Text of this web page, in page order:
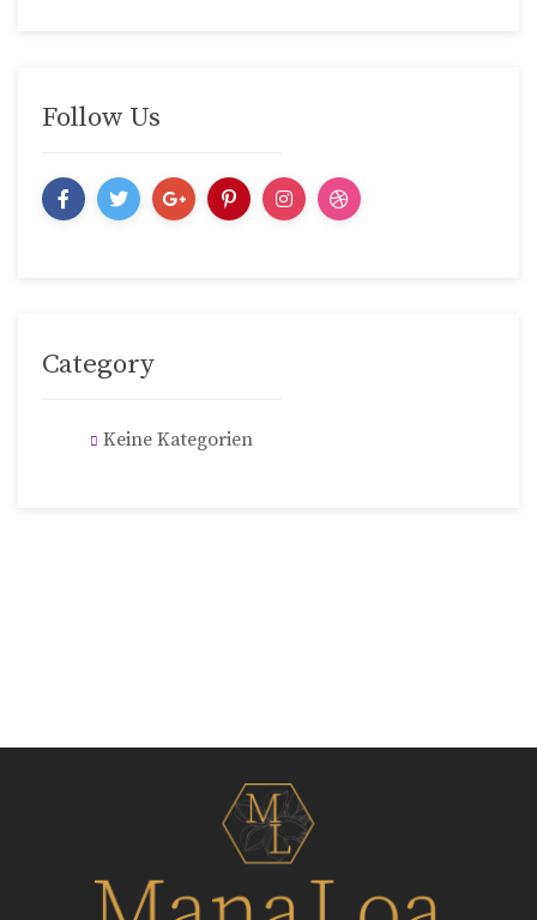
Follow Us
Category
Keine Kategorien